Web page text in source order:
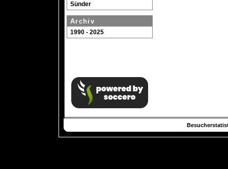
Sünder
Archiv
1990 - 2025